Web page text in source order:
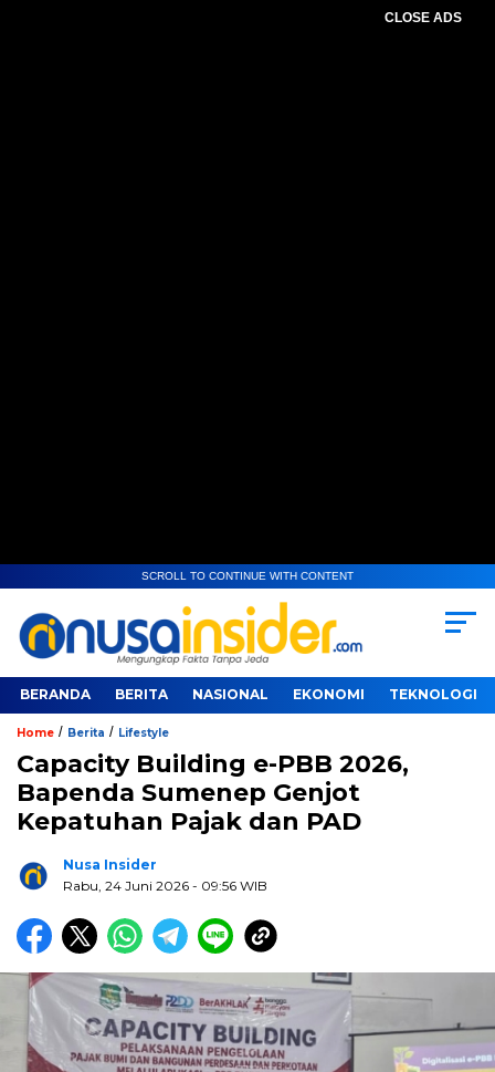
CLOSE ADS
SCROLL TO CONTINUE WITH CONTENT
BERANDA BERITA NASIONAL EKONOMI TEKNOLOGI
Home / Berita / Lifestyle
Capacity Building e-PBB 2026,
Bapenda Sumenep Genjot
Kepatuhan Pajak dan PAD
Nusa Insider
Rabu, 24 Juni 2026 - 09:56 WIB